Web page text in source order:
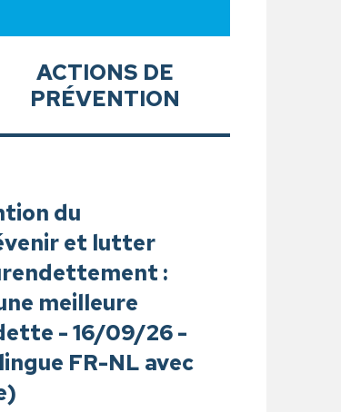
ACTIONS DE
PRÉVENTION
du
et lutter
:
meilleure
- 16/09/26 -
FR-NL avec